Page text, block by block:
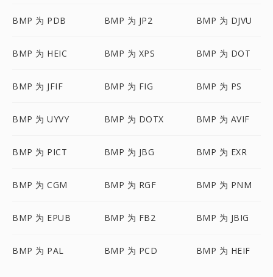
BMP 为 PDB BMP 为 JP2 BMP 为 DJVU
BMP 为 HEIC BMP 为 XPS BMP 为 DOT
BMP 为 JFIF BMP 为 FIG BMP 为 PS
BMP 为 UYVY BMP 为 DOTX BMP 为 AVIF
BMP 为 PICT BMP 为 JBG BMP 为 EXR
BMP 为 CGM BMP 为 RGF BMP 为 PNM
BMP 为 EPUB BMP 为 FB2 BMP 为 JBIG
BMP 为 PAL BMP 为 PCD BMP 为 HEIF